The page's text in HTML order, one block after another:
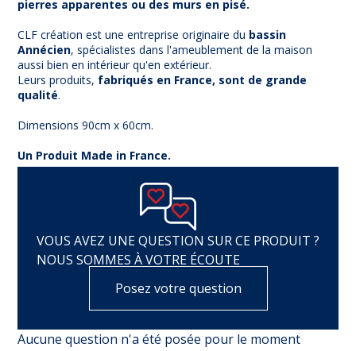
pierres apparentes ou des murs en pisé.
CLF création est une entreprise originaire du bassin
Annécien, spécialistes dans l'ameublement de la maison
aussi bien en intérieur qu'en extérieur.
Leurs produits, fabriqués en France, sont de grande
qualité.
Dimensions 90cm x 60cm.
Un Produit Made in France.
VOUS AVEZ UNE QUESTION SUR CE PRODUIT ?
NOUS SOMMES À VOTRE ÉCOUTE
Posez votre question
Aucune question n'a été posée pour le moment